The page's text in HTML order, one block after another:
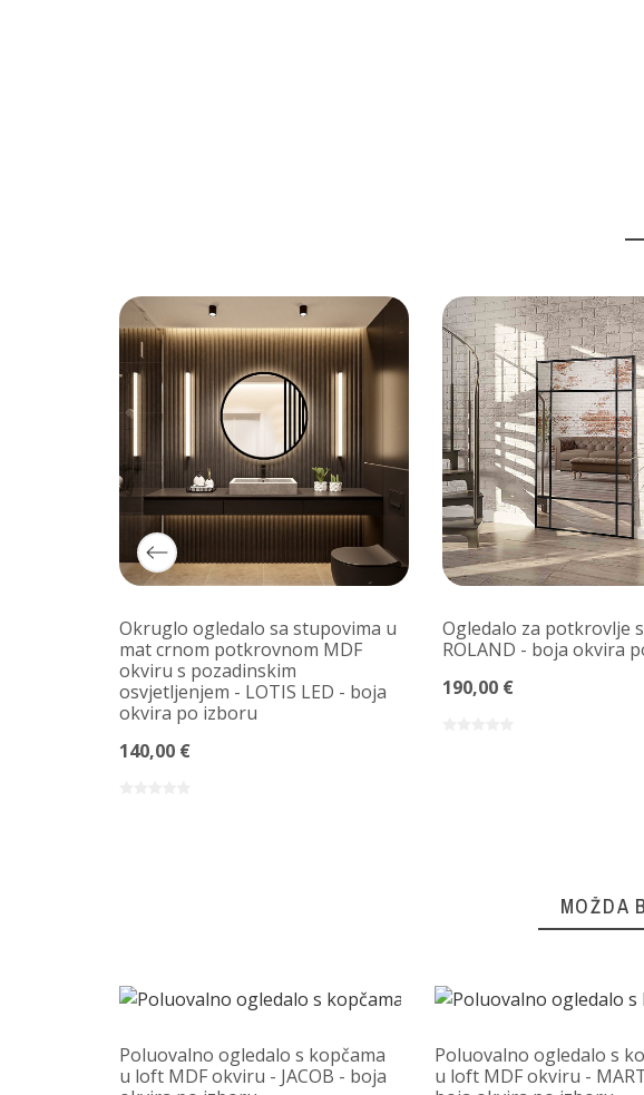
Okruglo ogledalo sa stupovima u
mat crnom potkrovnom MDF
okviru s pozadinskim
osvjetljenjem - LOTIS LED - boja
okvira po izboru
140,00 €
Ogledalo za potkrovlje
ROLAND - boja okvira
190,00 €
MOŽDA
Poluovalno ogledalo s kopčama
u loft MDF okviru - JACOB - boja
Poluovalno ogledalo s
u loft MDF okviru -